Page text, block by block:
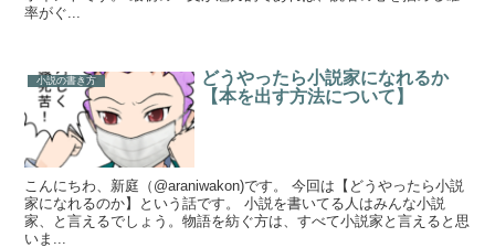
率がぐ...
小説の書き方
どうやったら小説家になれるか
【本を出す方法について】
こんにちわ、新庭（@araniwakon)です。 今回は【どうやったら小説
家になれるのか】という話です。 小説を書いてる人はみんな小説
家、と言えるでしょう。物語を紡ぐ方は、すべて小説家と言えると思
いま...